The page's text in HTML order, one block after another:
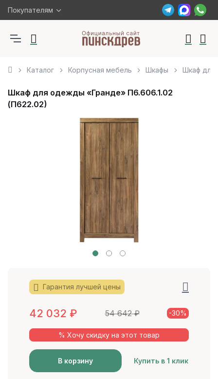
Покупателям
Каталог Корпусная мебель Шкафы Шкаф для
Шкаф для одежды «Гранде» П6.606.1.02
(П622.02)
Гарантия лучшей цены
42 032 ₽ 54 642₽ -30%
% Хочу скидку на этот товар
В корзину Купить в 1 клик